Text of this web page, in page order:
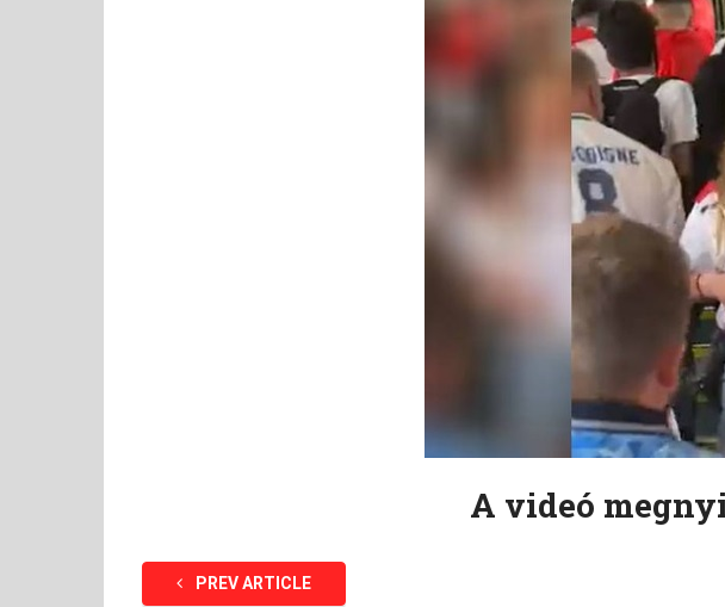
A videó
PREV ARTICLE